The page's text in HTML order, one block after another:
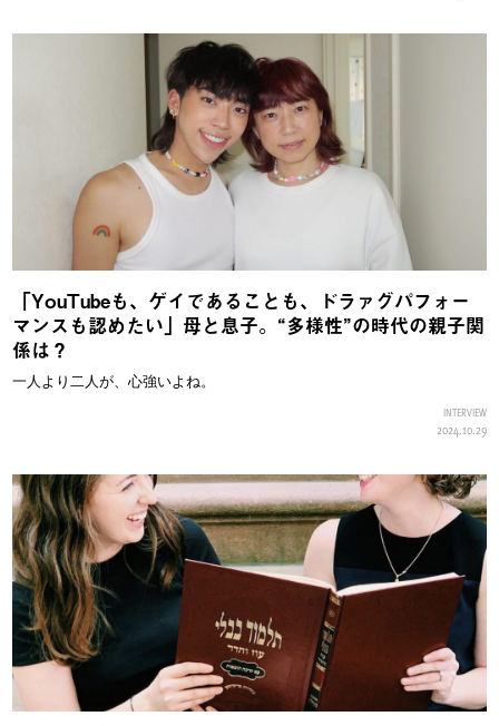
「YouTubeも、ゲイであることも、ドラァグパフォー
マンスも認めたい」母と息子。“多様性”の時代の親子関
係は？
一人より二人が、心強いよね。
INTERVIEW
2024.10.29